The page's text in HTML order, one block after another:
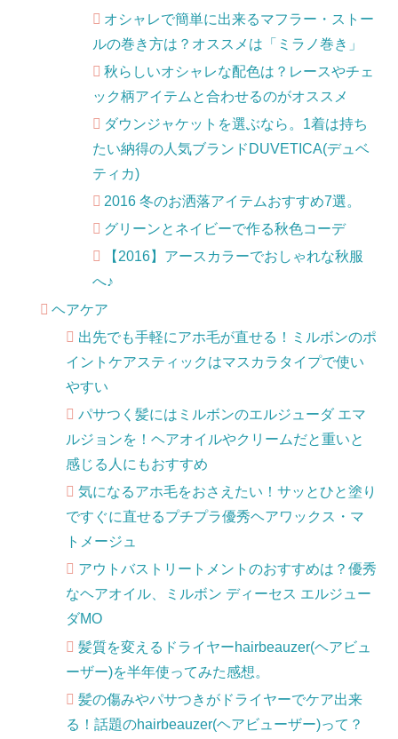
オシャレで簡単に出来るマフラー・ストー
ルの巻き方は？オススメは「ミラノ巻き」
秋らしいオシャレな配色は？レースやチェ
ック柄アイテムと合わせるのがオススメ
ダウンジャケットを選ぶなら。1着は持ち
たい納得の人気ブランドDUVETICA(デュベ
ティカ)
2016 冬のお洒落アイテムおすすめ7選。
グリーンとネイビーで作る秋色コーデ
【2016】アースカラーでおしゃれな秋服
へ♪
ヘアケア
出先でも手軽にアホ毛が直せる！ミルボンのポ
イントケアスティックはマスカラタイプで使い
やすい
パサつく髪にはミルボンのエルジューダ エマ
ルジョンを！ヘアオイルやクリームだと重いと
感じる人にもおすすめ
気になるアホ毛をおさえたい！サッとひと塗り
ですぐに直せるプチプラ優秀ヘアワックス・マ
トメージュ
アウトバストリートメントのおすすめは？優秀
なヘアオイル、ミルボン ディーセス エルジュー
ダMO
髪質を変えるドライヤーhairbeauzer(ヘアビュ
ーザー)を半年使ってみた感想。
髪の傷みやパサつきがドライヤーでケア出来
る！話題のhairbeauzer(ヘアビューザー)って？